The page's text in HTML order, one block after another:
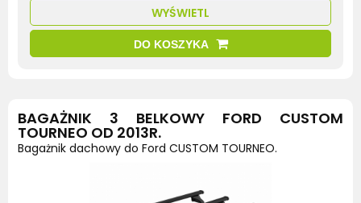
WYŚWIETL
DO KOSZYKA
BAGAŻNIK 3 BELKOWY FORD CUSTOM
TOURNEO OD 2013R.
Bagażnik dachowy do Ford CUSTOM TOURNEO.